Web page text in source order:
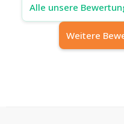
Alle unsere
Weitere